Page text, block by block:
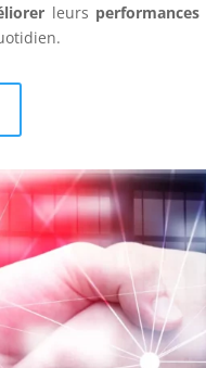
leurs performances